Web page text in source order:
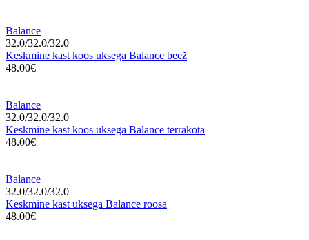
Balance
32.0/32.0/32.0
Keskmine kast koos uksega Balance beež
48.00€
Balance
32.0/32.0/32.0
Keskmine kast koos uksega Balance terrakota
48.00€
Balance
32.0/32.0/32.0
Keskmine kast uksega Balance roosa
48.00€